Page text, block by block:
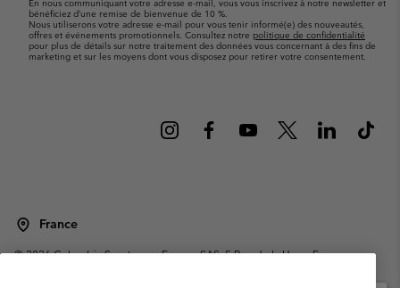
En nous communiquant votre adresse e-mail, vous vous inscrivez à notre newsletter et
bénéficiez d’une remise de bienvenue de 10 %.
Nous utiliserons votre adresse e-mail pour vous tenir informé(e) des nouveautés,
offres et événements promotionnels. Consultez notre politique de confidentialité
pour plus de détails sur notre traitement des données vous concernant à des fins de
marketing et sur les moyens dont vous disposez pour retirer votre consentement.
France
©2026Columbia Sportswear Europe SAS. 5 Rue de la Haye, Espace